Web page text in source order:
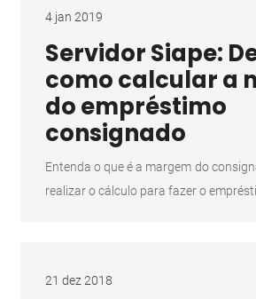
4 jan 2019
Servidor Siape:
como calcular a
do empréstimo
consignado
Entenda o que é a margem do
realizar o cálculo para fazer o
21 dez 2018